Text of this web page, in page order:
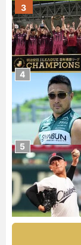
3
4
5